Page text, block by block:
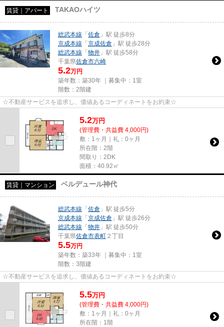
賃貸｜アパート TAKAOハイツ
総武本線 「佐倉 」駅 徒歩8分
京成本線 「京成佐倉 」駅 徒歩28分
総武本線 「物井 」駅 徒歩58分
千葉県佐倉市六崎
5.2万円
築年数：築30年 ｜募集中： 1室
階数：2階建
☆不動産サービスを追求し、価値あるコーディネートをお約束☆
5.2万円
(管理費・共益費 4,000円)
敷：1ヶ月｜礼：0ヶ月
所在階：2階
間取り：2DK
面積：40.92㎡
賃貸｜マンション ベルデュール神代
総武本線 「佐倉 」駅 徒歩5分
京成本線 「京成佐倉 」駅 徒歩26分
総武本線 「物井 」駅 徒歩50分
千葉県佐倉市表町 ２丁目
5.5万円
築年数：築33年 ｜募集中： 1室
階数：3階建
☆不動産サービスを追求し、価値あるコーディネートをお約束☆
5.5万円
(管理費・共益費 4,000円)
敷：1ヶ月｜礼：0ヶ月
所在階：1階